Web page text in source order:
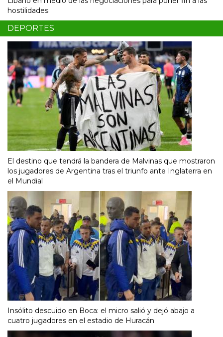
hostilidades
DEPORTES
El destino que tendrá la bandera de Malvinas que mostraron
los jugadores de Argentina tras el triunfo ante Inglaterra en
el Mundial
Insólito descuido en Boca: el micro salió y dejó abajo a
cuatro jugadores en el estadio de Huracán